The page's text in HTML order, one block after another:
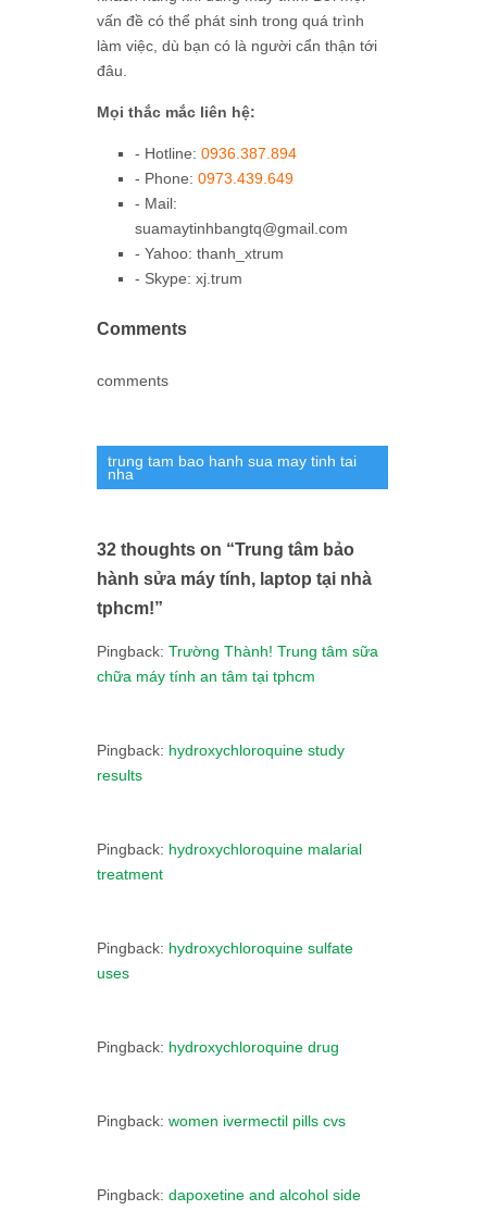
vấn đề có thể phát sinh trong quá trình
làm việc, dù bạn có là người cẩn thận tới
đâu.
Mọi thắc mắc liên hệ:
- Hotline: 0936.387.894
- Phone: 0973.439.649
- Mail:
suamaytinhbangtq@gmail.com
- Yahoo: thanh_xtrum
- Skype: xj.trum
Comments
comments
trung tam bao hanh sua may tinh tai
nha
32 thoughts on “Trung tâm bảo
hành sửa máy tính, laptop tại nhà
tphcm!”
Pingback: Trường Thành! Trung tâm sữa
chữa máy tính an tâm tại tphcm
Pingback: hydroxychloroquine study
results
Pingback: hydroxychloroquine malarial
treatment
Pingback: hydroxychloroquine sulfate
uses
Pingback: hydroxychloroquine drug
Pingback: women ivermectil pills cvs
Pingback: dapoxetine and alcohol side